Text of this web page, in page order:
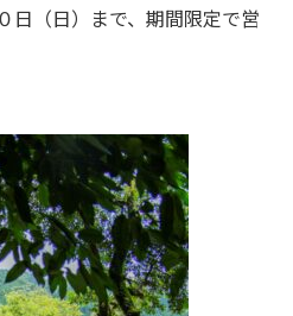
日（日）まで、期間限定で営